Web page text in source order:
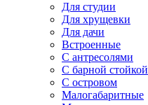
Для студии
Для хрущевки
Для дачи
Встроенные
С антресолями
С барной стойкой
С островом
Малогабаритные